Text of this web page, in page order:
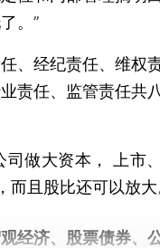
。”
经纪责任、维权责
责任、监管责任共
做大资本， 上市
而且股比还可以放大
经济、股票债券、